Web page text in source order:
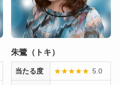
朱鷺（トキ）
当たる度 ★★★★★ 5.0